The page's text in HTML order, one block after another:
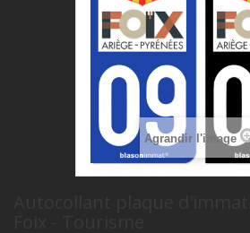
Agrandir l'image